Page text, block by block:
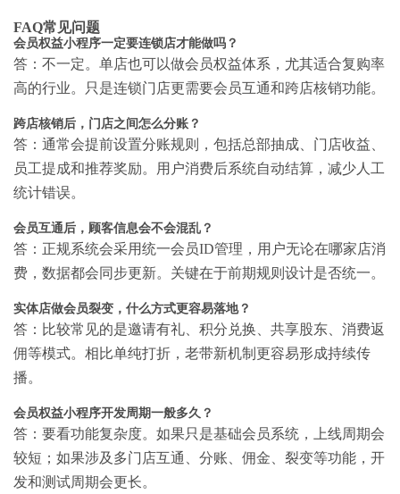
FAQ常见问题
会员权益小程序一定要连锁店才能做吗？
答：不一定。单店也可以做会员权益体系，尤其适合复购率
高的行业。只是连锁门店更需要会员互通和跨店核销功能。
跨店核销后，门店之间怎么分账？
答：通常会提前设置分账规则，包括总部抽成、门店收益、
员工提成和推荐奖励。用户消费后系统自动结算，减少人工
统计错误。
会员互通后，顾客信息会不会混乱？
答：正规系统会采用统一会员ID管理，用户无论在哪家店消
费，数据都会同步更新。关键在于前期规则设计是否统一。
实体店做会员裂变，什么方式更容易落地？
答：比较常见的是邀请有礼、积分兑换、共享股东、消费返
佣等模式。相比单纯打折，老带新机制更容易形成持续传
播。
会员权益小程序开发周期一般多久？
答：要看功能复杂度。如果只是基础会员系统，上线周期会
较短；如果涉及多门店互通、分账、佣金、裂变等功能，开
发和测试周期会更长。